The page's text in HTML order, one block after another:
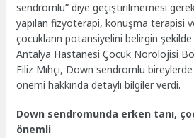
sendromlu” diye geçiştirilmemesi
yapılan fizyoterapi, konuşma terapisi
çocukların potansiyelini belirgin şekilde
Antalya Hastanesi Çocuk Nörolojisi
Filiz Mıhçı, Down sendromlu
önemi hakkında detaylı bilgiler verdi.
Down sendromunda erken tanı,
önemli